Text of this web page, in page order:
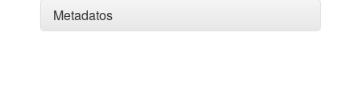
Metadatos